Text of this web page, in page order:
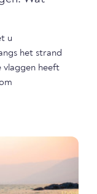
u
het strand
vlaggen heeft